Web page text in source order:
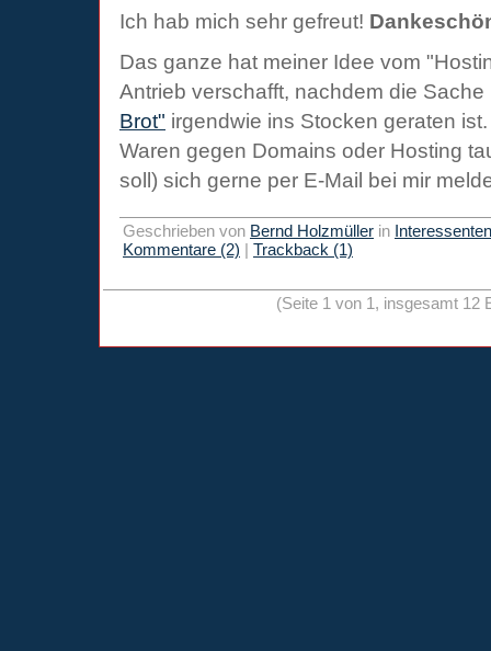
Ich hab mich sehr gefreut!
Das ganze hat meiner Idee vom
Antrieb verschafft, nachdem die
Brot" irgendwie ins Stocken geraten
Waren gegen Domains oder Hosting
soll) sich gerne per E-Mail bei mir
Geschrieben von Bernd Holzmüller in
Kommentare (2) | Trackback (1)
(Seite 1 von 1, insgesamt 12